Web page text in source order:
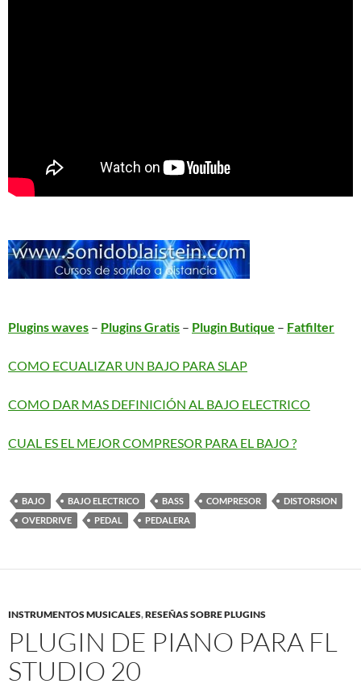
Plugins waves – Plugins Gratis – Plugin Butique – Fatfilter
COMO ECUALIZAR UN BAJO PARA SLAP
COMO DAR MAS DEFINICIÓN AL BAJO ELECTRICO
CUAL ES EL MEJOR COMPRESOR PARA EL BAJO ?
BAJO BAJO ELECTRICO BASS COMPRESOR
DISTORSION
OVERDRIVE
PEDAL PEDALERA
INSTRUMENTOS MUSICALES,RESEÑAS SOBRE PLUGINS
PLUGIN DE PIANO PARA FL
STUDIO 20